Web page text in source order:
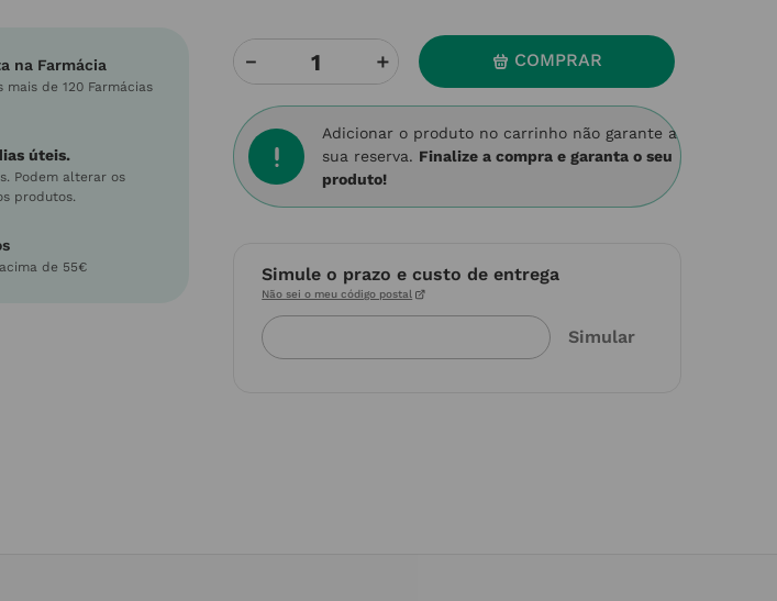
na Farmácia
mais de 120 Farmácias
úteis.
Podem alterar os
produtos.
de 55€
＋
－ COMPRAR
Adicionar o produto no carrinho não garante a
sua reserva. Finalize a compra e garanta o seu
produto!
Simule o prazo e custo de entrega
Não sei o meu código postal